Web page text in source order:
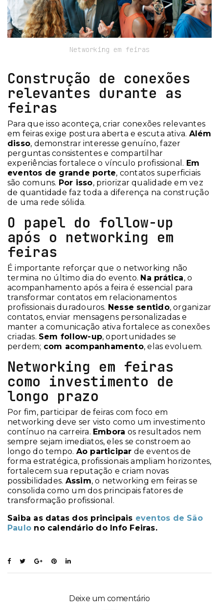
Networking em feiras
Construção de conexões
relevantes durante as
feiras
Para que isso aconteça, criar conexões relevantes
em feiras exige postura aberta e escuta ativa. Além
disso, demonstrar interesse genuíno, fazer
perguntas consistentes e compartilhar
experiências fortalece o vínculo profissional. Em
eventos de grande porte, contatos superficiais
são comuns. Por isso, priorizar qualidade em vez
de quantidade faz toda a diferença na construção
de uma rede sólida.
O papel do follow-up
após o networking em
feiras
É importante reforçar que o networking não
termina no último dia do evento. Na prática, o
acompanhamento após a feira é essencial para
transformar contatos em relacionamentos
profissionais duradouros. Nesse sentido, organizar
contatos, enviar mensagens personalizadas e
manter a comunicação ativa fortalece as conexões
criadas. Sem follow-up, oportunidades se
perdem; com acompanhamento, elas evoluem.
Networking em feiras
como investimento de
longo prazo
Por fim, participar de feiras com foco em
networking deve ser visto como um investimento
contínuo na carreira. Embora os resultados nem
sempre sejam imediatos, eles se constroem ao
longo do tempo. Ao participar de eventos de
forma estratégica, profissionais ampliam horizontes,
fortalecem sua reputação e criam novas
possibilidades. Assim, o networking em feiras se
consolida como um dos principais fatores de
transformação profissional.
Saiba as datas dos principais eventos de São
Paulo no calendário do Info Feiras.
Deixe um comentário